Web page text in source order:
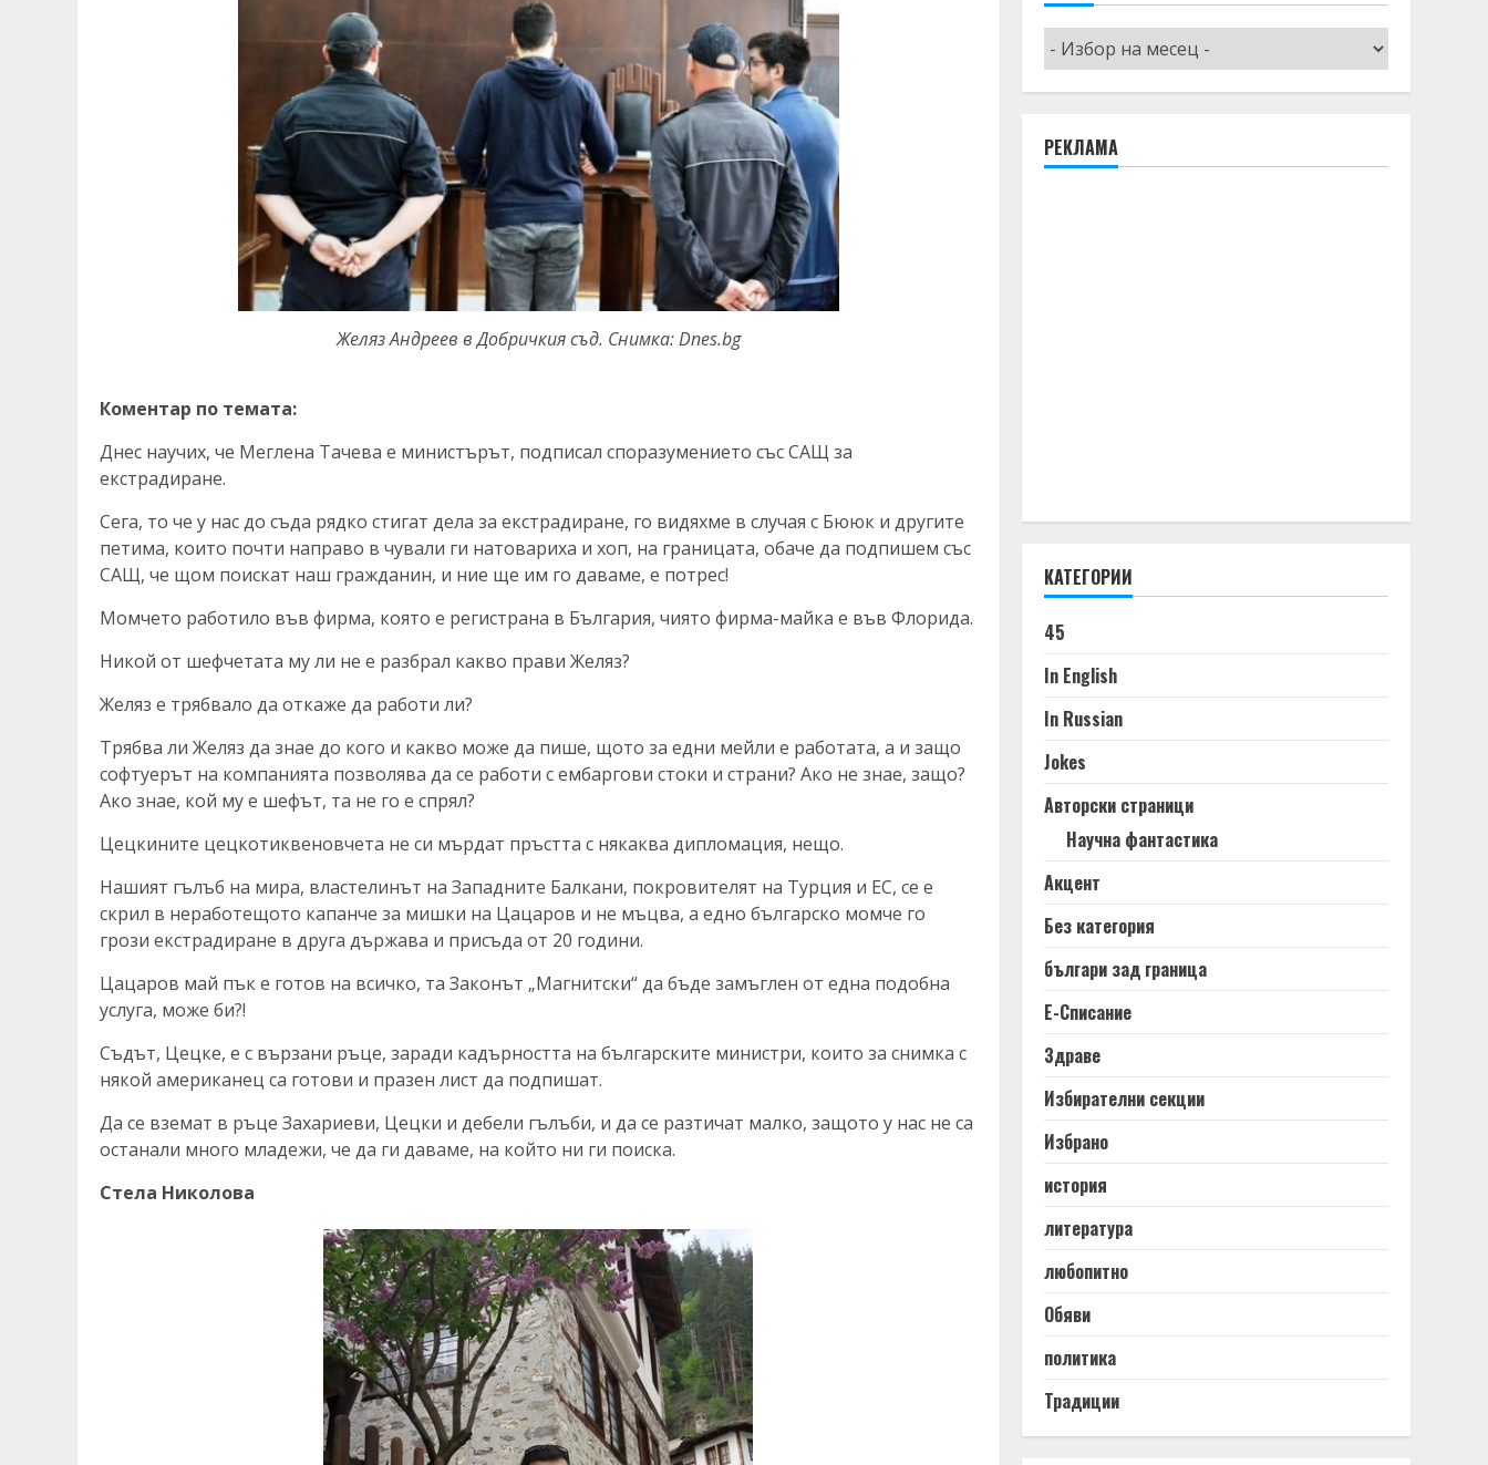
Желяз Андреев в Добричкия съд. Снимка: Dnes.bg
Коментар по темата:
Днес научих, че Меглена Тачева е министърът, подписал споразумението със САЩ за
екстрадиране.
Сега, то че у нас до съда рядко стигат дела за екстрадиране, го видяхме в случая с Бююк и другите
петима, които почти направо в чували ги натовариха и хоп, на границата, обаче да подпишем със
САЩ, че щом поискат наш гражданин, и ние ще им го даваме, е потрес!
Момчето работило във фирма, която е регистрана в България, чиято фирма-майка е във Флорида.
Никой от шефчетата му ли не е разбрал какво прави Желяз?
Желяз е трябвало да откаже да работи ли?
Трябва ли Желяз да знае до кого и какво може да пише, щото за едни мейли е работата, а и защо
софтуерът на компанията позволява да се работи с ембаргови стоки и страни? Ако не знае, защо?
Ако знае, кой му е шефът, та не го е спрял?
Цецкините цецкотиквеновчета не си мърдат пръстта с някаква дипломация, нещо.
Нашият гълъб на мира, властелинът на Западните Балкани, покровителят на Турция и ЕС, се е
скрил в неработещото капанче за мишки на Цацаров и не мъцва, а едно българско момче го
грози екстрадиране в друга държава и присъда от 20 години.
Цацаров май пък е готов на всичко, та Законът „Магнитски“ да бъде замъглен от една подобна
услуга, може би?!
Съдът, Цецке, е с вързани ръце, заради кадърността на българските министри, които за снимка с
някой американец са готови и празен лист да подпишат.
Да се вземат в ръце Захариеви, Цецки и дебели гълъби, и да се разтичат малко, защото у нас не са
останали много младежи, че да ги даваме, на който ни ги поиска.
Стела Николова
Архив
РЕКЛАМА
КАТЕГОРИИ
45
In English
In Russian
Jokes
Авторски страници
Научна фантастика
Акцент
Без категория
българи зад граница
Е-Списание
Здраве
Избирателни секции
Избрано
история
литература
любопитно
Обяви
политика
Традиции